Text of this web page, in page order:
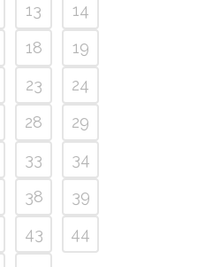
13
14
18
19
23
24
28
29
33
34
38
39
43
44